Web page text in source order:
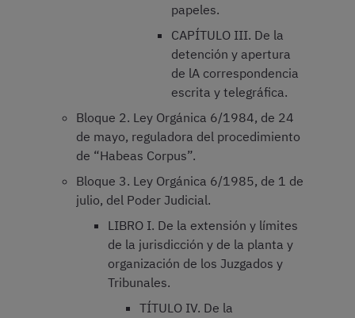
papeles.
CAPÍTULO III. De la
detención y apertura
de lA correspondencia
escrita y telegráfica.
Bloque 2. Ley Orgánica 6/1984, de 24
de mayo, reguladora del procedimiento
de “Habeas Corpus”.
Bloque 3. Ley Orgánica 6/1985, de 1 de
julio, del Poder Judicial.
LIBRO I. De la extensión y límites
de la jurisdicción y de la planta y
organización de los Juzgados y
Tribunales.
TÍTULO IV. De la